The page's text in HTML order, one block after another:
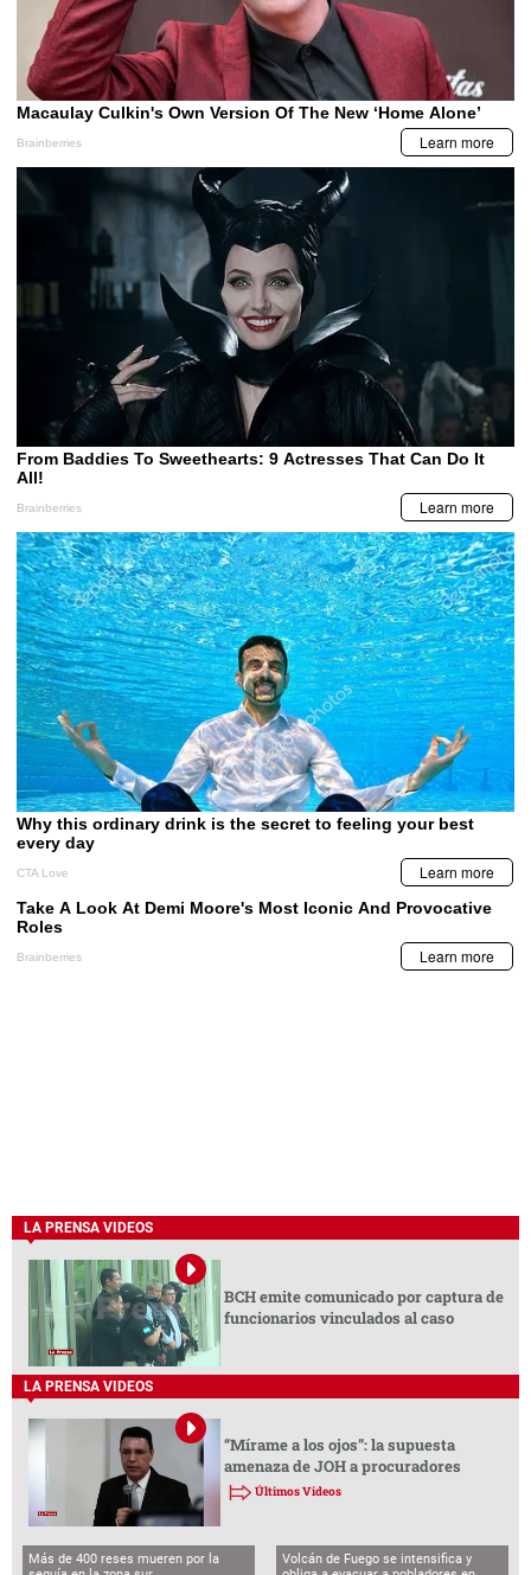
LA PRENSA VIDEOS
BCH emite comunicado por captura de
funcionarios vinculados al caso
LA PRENSA VIDEOS
“Mírame a los ojos”: la supuesta
amenaza de JOH a procuradores
Últimos Videos
Más de 400 reses mueren por la
Volcán de Fuego se intensifica y